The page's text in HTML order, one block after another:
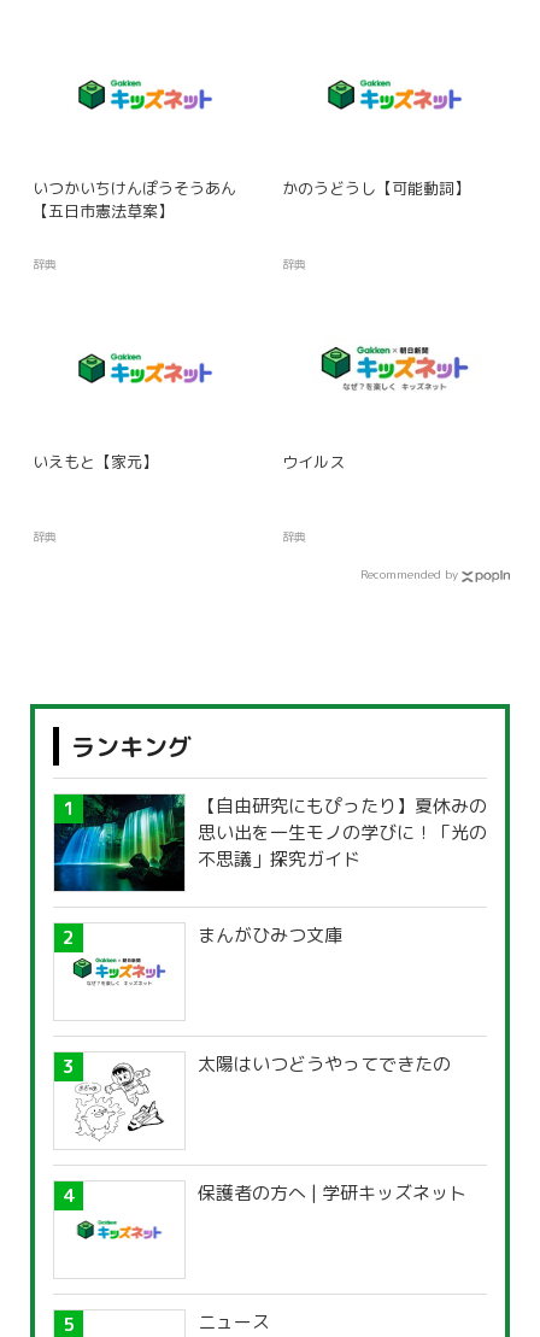
いつかいちけんぽうそうあん
【五日市憲法草案】
辞典
かのうどうし【可能動詞】
辞典
いえもと【家元】
辞典
ウイルス
辞典
Recommended by
ランキング
【自由研究にもぴったり】夏休みの
思い出を一生モノの学びに！「光の
不思議」探究ガイド
まんがひみつ文庫
太陽はいつどうやってできたの
保護者の方へ | 学研キッズネット
ニュース